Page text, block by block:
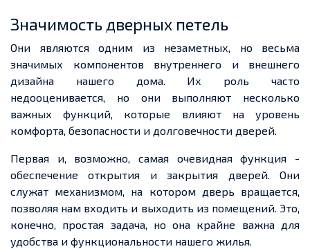
Значимость дверных петель
Они являются одним из незаметных, но весьма
значимых компонентов внутреннего и внешнего
дизайна нашего дома. Их роль часто
недооценивается, но они выполняют несколько
важных функций, которые влияют на уровень
комфорта, безопасности и долговечности дверей.
Первая и, возможно, самая очевидная функция -
обеспечение открытия и закрытия дверей. Они
служат механизмом, на котором дверь вращается,
позволяя нам входить и выходить из помещений. Это,
конечно, простая задача, но она крайне важна для
удобства и функциональности нашего жилья.